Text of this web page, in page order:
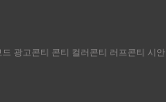
광고콘티 콘티 컬러콘티 러프콘티 시안